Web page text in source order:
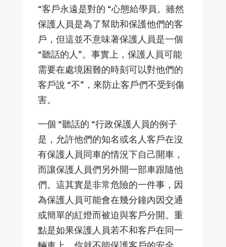
“客戶永遠是對的 “心態給學員。雖然
保護人員是為了幫助和保護他們的客
戶，但這並不意味著保護人員是一個
“聽話的人”。事實上，保護人員可能
需要在處境困難的時刻可以對他們的
客戶說 “不”，來防止客戶們不受到傷
害。
一個 “聽話的 “行政保護人員的例子
是，允許他們的知名或名人客戶在沒
有保護人員同車的情況下自己開車，
而讓保護人員們另外開一部車跟隨他
們。這其實是非常危險的一件事，因
為保護人員可能會在幾分鐘內因交通
或簡單的紅燈而被迫與客戶分開。重
點是如果保護人員若不和客戶在同一